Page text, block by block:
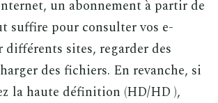
un abonnement à partir de
suffire pour consulter vos e-
différents sites, regarder des
des fichiers. En revanche, si
la haute définition (HD/HD ),